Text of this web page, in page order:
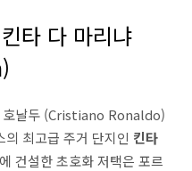
타 다 마리냐
호날두 (Cristiano Ronaldo)
최고급 주거 단지인 킨타
에 건설한 초호화 저택은 포르